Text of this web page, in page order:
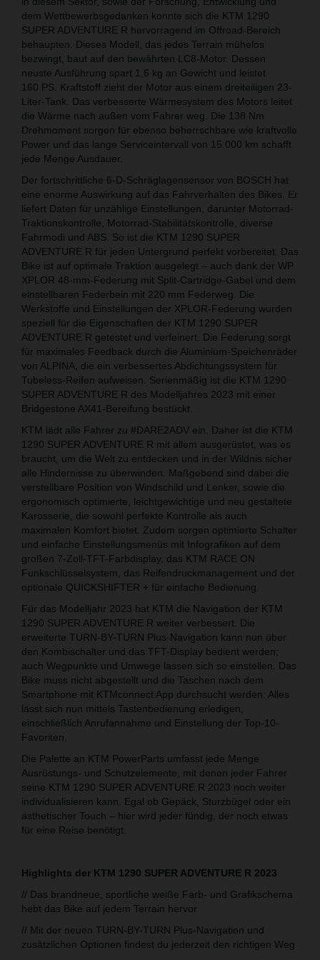
dem Wettbewerbsgedanken konnte sich die KTM 1290
SUPER ADVENTURE R hervorragend im Offroad-Bereich
behaupten. Dieses Modell, das jedes Terrain mühelos
bezwingt, baut auf den bewährten LC8-Motor. Dessen
neuste Ausführung spart 1,6 kg an Gewicht und leistet
160 PS. Kraftstoff zieht der Motor aus einem dreiteiligen 23-
Liter-Tank. Das verbesserte Wärmesystem des Motors leitet
die Wärme nach außen vom Fahrer weg. Die 138 Nm
Drehmoment sorgen für ebenso beherrschbare wie kraftvolle
Power und das lange Serviceintervall von 15.000 km schafft
jede Menge Ausdauer.
Der fortschrittliche 6-D-Schräglagensensor von BOSCH hat
eine enorme Auswirkung auf das Fahrverhalten des Bikes. Er
liefert Daten für unzählige Einstellungen, darunter Motorrad-
Traktionskontrolle, Motorrad-Stabilitätskontrolle, diverse
Fahrmodi und ABS. So ist die KTM 1290 SUPER
ADVENTURE R für jeden Untergrund perfekt vorbereitet. Das
Bike ist auf optimale Traktion ausgelegt – auch dank der WP
XPLOR 48-mm-Federung mit Split-Cartridge-Gabel und dem
einstellbaren Federbein mit 220 mm Federweg. Die
Werkstoffe und Einstellungen der XPLOR-Federung wurden
speziell für die Eigenschaften der KTM 1290 SUPER
ADVENTURE R getestet und verfeinert. Die Federung sorgt
für maximales Feedback durch die Aluminium-Speichenräder
von ALPINA, die ein verbessertes Abdichtungssystem für
Tubeless-Reifen aufweisen. Serienmäßig ist die KTM 1290
SUPER ADVENTURE R des Modelljahres 2023 mit einer
Bridgestone AX41-Bereifung bestückt.
KTM lädt alle Fahrer zu #DARE2ADV ein. Daher ist die KTM
1290 SUPER ADVENTURE R mit allem ausgerüstet, was es
braucht, um die Welt zu entdecken und in der Wildnis sicher
alle Hindernisse zu überwinden. Maßgebend sind dabei die
verstellbare Position von Windschild und Lenker, sowie die
ergonomisch optimierte, leichtgewichtige und neu gestaltete
Karosserie, die sowohl perfekte Kontrolle als auch
maximalen Komfort bietet. Zudem sorgen optimierte Schalter
und einfache Einstellungsmenüs mit Infografiken auf dem
großen 7-Zoll-TFT-Farbdisplay, das KTM RACE ON
Funkschlüsselsystem, das Reifendruckmanagement und der
optionale QUICKSHIFTER + für einfache Bedienung.
Für das Modelljahr 2023 hat KTM die Navigation der KTM
1290 SUPER ADVENTURE R weiter verbessert. Die
erweiterte TURN-BY-TURN Plus-Navigation kann nun über
den Kombischalter und das TFT-Display bedient werden;
auch Wegpunkte und Umwege lassen sich so einstellen. Das
Bike muss nicht abgestellt und die Taschen nach dem
Smartphone mit KTMconnect App durchsucht werden: Alles
lässt sich nun mittels Tastenbedienung erledigen,
einschließlich Anrufannahme und Einstellung der Top-10-
Favoriten.
Die Palette an KTM PowerParts umfasst jede Menge
Ausrüstungs- und Schutzelemente, mit denen jeder Fahrer
seine KTM 1290 SUPER ADVENTURE R 2023 noch weiter
individualisieren kann. Egal ob Gepäck, Sturzbügel oder ein
ästhetischer Touch – hier wird jeder fündig, der noch etwas
für eine Reise benötigt.
Highlights der KTM 1290 SUPER ADVENTURE R 2023
// Das brandneue, sportliche weiße Farb- und Grafikschema
hebt das Bike auf jedem Terrain hervor
// Mit der neuen TURN-BY-TURN Plus-Navigation und
zusätzlichen Optionen findest du jederzeit den richtigen Weg